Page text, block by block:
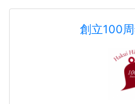
創立100